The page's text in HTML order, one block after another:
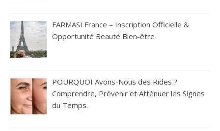
FARMASI France – Inscription Officielle &
Opportunité Beauté Bien-être
POURQUOI Avons-Nous des Rides ?
Comprendre, Prévenir et Atténuer les Signes
du Temps.